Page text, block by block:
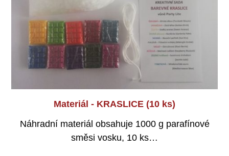
Materiál - KRASLICE (10 ks)
Náhradní materiál obsahuje 1000 g parafínové
směsi vosku, 10 ks…
Kreativní sada + video návod - KRASLICE (10
Sada na výrobu 10 ks voňavých svíček ve tvaru